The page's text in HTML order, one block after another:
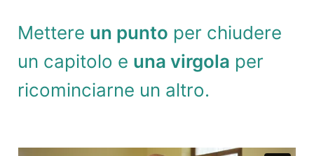
Mettere un punto per chiudere
un capitolo e una virgola per
ricominciarne un altro.